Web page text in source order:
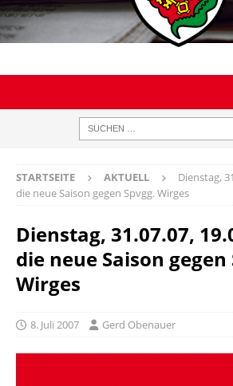
STARTSEITE AKTUELL
Dienstag,
die neue Saison gegen Spvgg. Wirges
Dienstag, 31.07.07,
die neue Saison gegen
Wirges
8. Juli 2007 Gerd Obenauer